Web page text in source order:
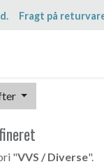
Fragt på
"VVS / Diverse".